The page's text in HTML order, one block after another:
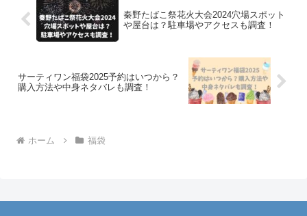
秦野たばこ祭花火大会2024穴場スポット
や屋台は？駐車場やアクセスも調査！
サーティワン福袋2025予約はいつから？
購入方法や中身ネタバレも調査！
ホーム 福袋